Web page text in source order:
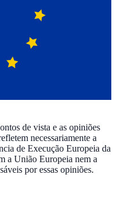
de vista e as opiniões
necessariamente a
de Execução Europeia da
a União Europeia nem a
por essas opiniões.